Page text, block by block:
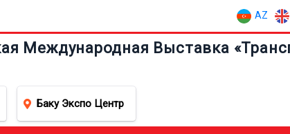
AZ
Международная Выставка
Баку Экспо Центр